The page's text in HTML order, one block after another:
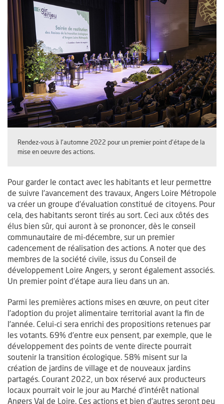
Rendez-vous à l'automne 2022 pour un premier point d'étape de la
mise en oeuvre des actions.
Pour garder le contact avec les habitants et leur permettre
de suivre l’avancement des travaux, Angers Loire Métropole
va créer un groupe d’évaluation constitué de citoyens. Pour
cela, des habitants seront tirés au sort. Ceci aux côtés des
élus bien sûr, qui auront à se prononcer, dès le conseil
communautaire de mi-décembre, sur un premier
cadencement de réalisation des actions. A noter que des
membres de la société civile, issus du Conseil de
développement Loire Angers, y seront également associés.
Un premier point d’étape aura lieu dans un an.
Parmi les premières actions mises en œuvre, on peut citer
l’adoption du projet alimentaire territorial avant la fin de
l’année. Celui-ci sera enrichi des propositions retenues par
les votants. 69% d’entre eux pensent, par exemple, que le
développement des points de vente directe pourrait
soutenir la transition écologique. 58% misent sur la
création de jardins de village et de nouveaux jardins
partagés. Courant 2022, un box réservé aux producteurs
locaux pourrait voir le jour au Marché d’intérêt national
Angers Val de Loire. Ces actions et bien d’autres seront peu